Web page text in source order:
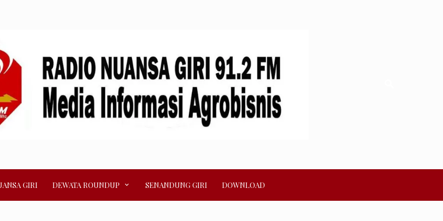
GIRI DEWATA ROUNDUP SENANDUNG GIRI DOWNLOAD